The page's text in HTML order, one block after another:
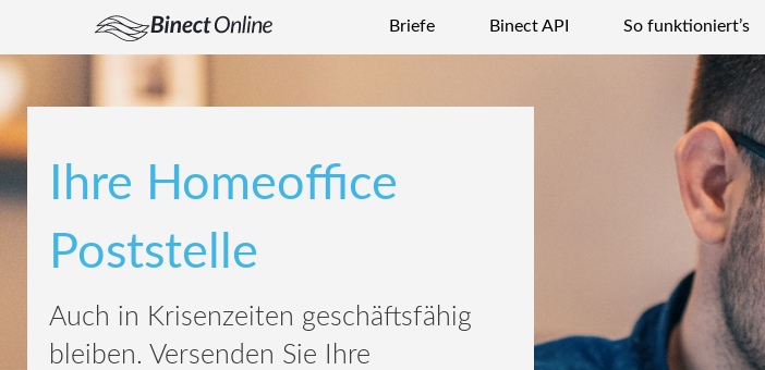
Briefe Binect API So funktioniert’s
Ihre Homeoffice
Poststelle
Auch in Krisenzeiten geschäftsfähig
bleiben. Versenden Sie Ihre